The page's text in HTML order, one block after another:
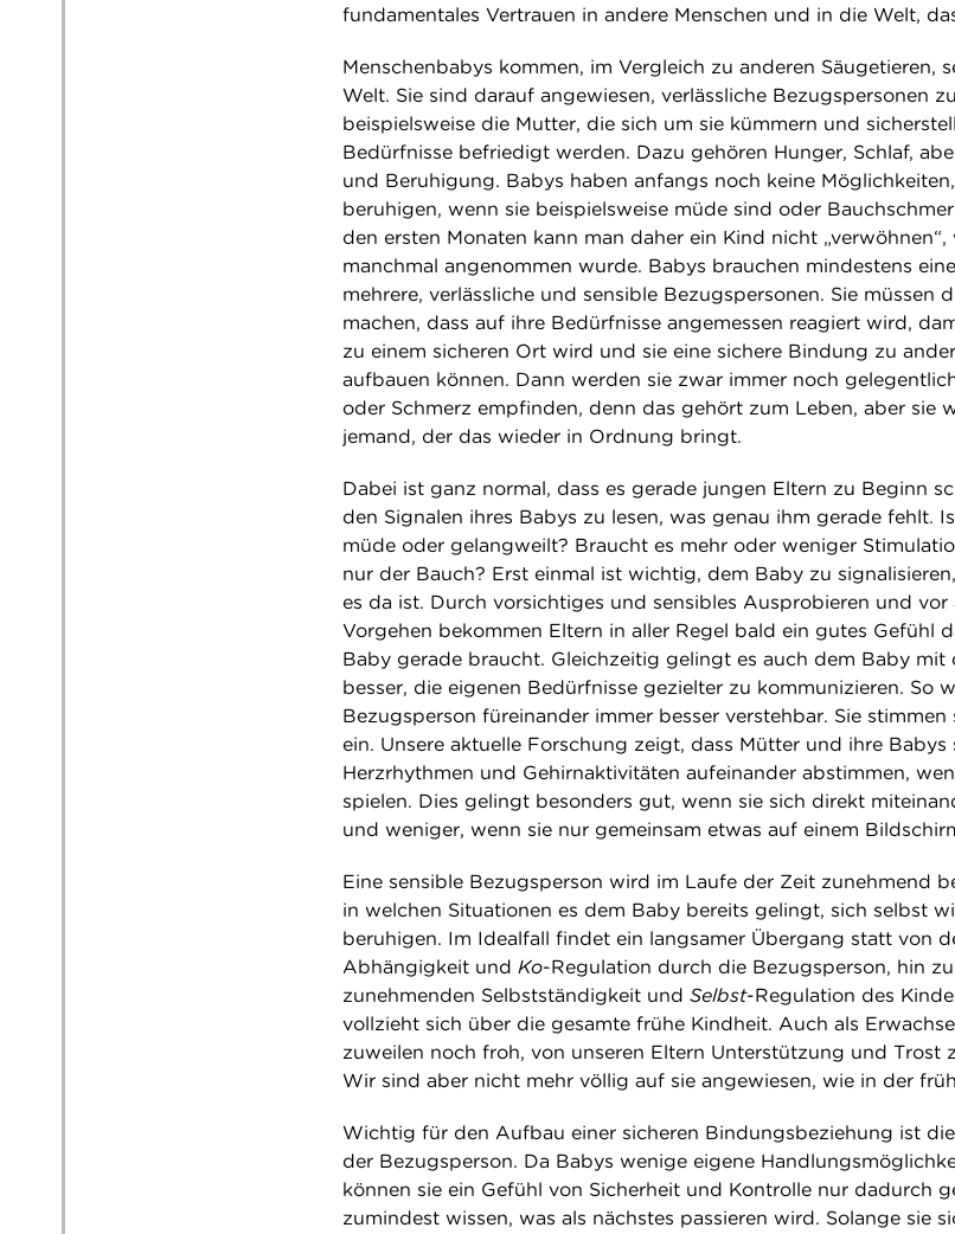
fundamentales Vertrauen in andere Menschen und in die Welt,
Menschenbabys kommen, im Vergleich zu anderen Säugetieren,
Welt. Sie sind darauf angewiesen, verlässliche Bezugspersonen
beispielsweise die Mutter, die sich um sie kümmern und
Bedürfnisse befriedigt werden. Dazu gehören Hunger, Schlaf,
und Beruhigung. Babys haben anfangs noch keine
beruhigen, wenn sie beispielsweise müde sind oder
den ersten Monaten kann man daher ein Kind nicht „verwöhnen“,
manchmal angenommen wurde. Babys brauchen mindestens
mehrere, verlässliche und sensible Bezugspersonen. Sie müssen
machen, dass auf ihre Bedürfnisse angemessen reagiert wird,
zu einem sicheren Ort wird und sie eine sichere Bindung zu
aufbauen können. Dann werden sie zwar immer noch
oder Schmerz empfinden, denn das gehört zum Leben, aber sie
jemand, der das wieder in Ordnung bringt.
Dabei ist ganz normal, dass es gerade jungen Eltern zu Beginn
den Signalen ihres Babys zu lesen, was genau ihm gerade fehlt.
müde oder gelangweilt? Braucht es mehr oder weniger
nur der Bauch? Erst einmal ist wichtig, dem Baby zu
es da ist. Durch vorsichtiges und sensibles Ausprobieren und vor
Vorgehen bekommen Eltern in aller Regel bald ein gutes Gefühl
Baby gerade braucht. Gleichzeitig gelingt es auch dem Baby mit
besser, die eigenen Bedürfnisse gezielter zu kommunizieren. So
Bezugsperson füreinander immer besser verstehbar. Sie stimmen
ein. Unsere aktuelle Forschung zeigt, dass Mütter und ihre Babys
Herzrhythmen und Gehirnaktivitäten aufeinander abstimmen,
spielen. Dies gelingt besonders gut, wenn sie sich direkt
und weniger, wenn sie nur gemeinsam etwas auf einem
Eine sensible Bezugsperson wird im Laufe der Zeit zunehmend
in welchen Situationen es dem Baby bereits gelingt, sich selbst
beruhigen. Im Idealfall findet ein langsamer Übergang statt von
Abhängigkeit und Ko-Regulation durch die Bezugsperson, hin
zunehmenden Selbstständigkeit und Selbst-Regulation des
vollzieht sich über die gesamte frühe Kindheit. Auch als
zuweilen noch froh, von unseren Eltern Unterstützung und Trost
Wir sind aber nicht mehr völlig auf sie angewiesen, wie in der
Wichtig für den Aufbau einer sicheren Bindungsbeziehung ist
der Bezugsperson. Da Babys wenige eigene
können sie ein Gefühl von Sicherheit und Kontrolle nur dadurch
zumindest wissen, was als nächstes passieren wird. Solange sie